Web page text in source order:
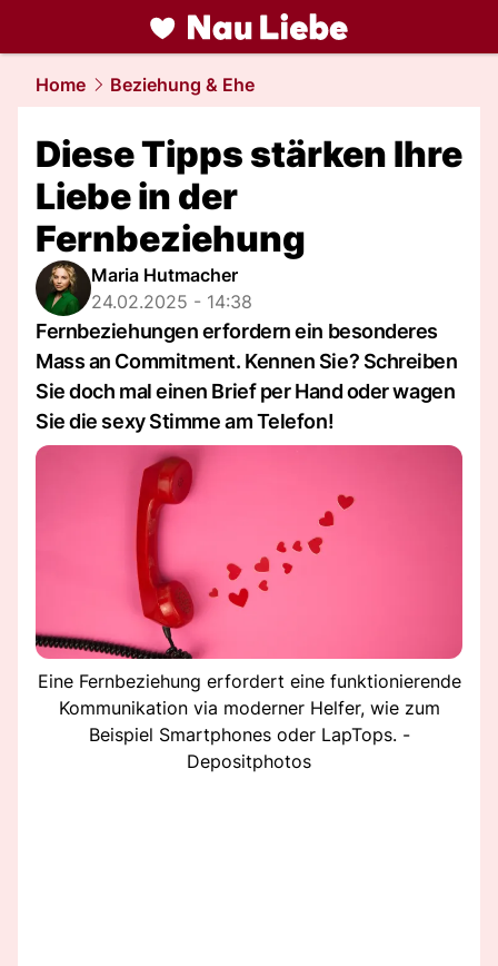
liebe.NAU.ch
Home Beziehung & Ehe
Diese Tipps stärken Ihre
Liebe in der
Fernbeziehung
Maria Hutmacher
24.02.2025 - 14:38
Fernbeziehungen erfordern ein besonderes
Mass an Commitment. Kennen Sie? Schreiben
Sie doch mal einen Brief per Hand oder wagen
Sie die sexy Stimme am Telefon!
Eine Fernbeziehung erfordert eine funktionierende
Kommunikation via moderner Helfer, wie zum
Beispiel Smartphones oder LapTops. -
Depositphotos